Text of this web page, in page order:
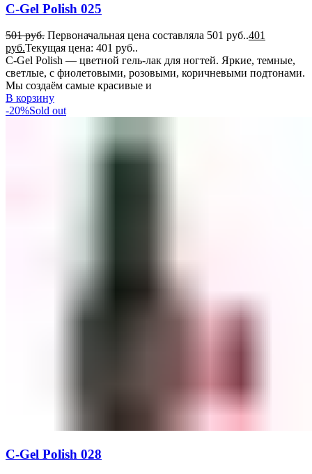
C-Gel Polish 025
501руб. Первоначальная цена составляла 501 руб..401
руб.Текущая цена: 401 руб..
C-Gel Polish — цветной гель-лак для ногтей. Яркие, темные,
светлые, с фиолетовыми, розовыми, коричневыми подтонами.
Мы создаём самые красивые и
В корзину
-20%Sold out
C-Gel Polish 028